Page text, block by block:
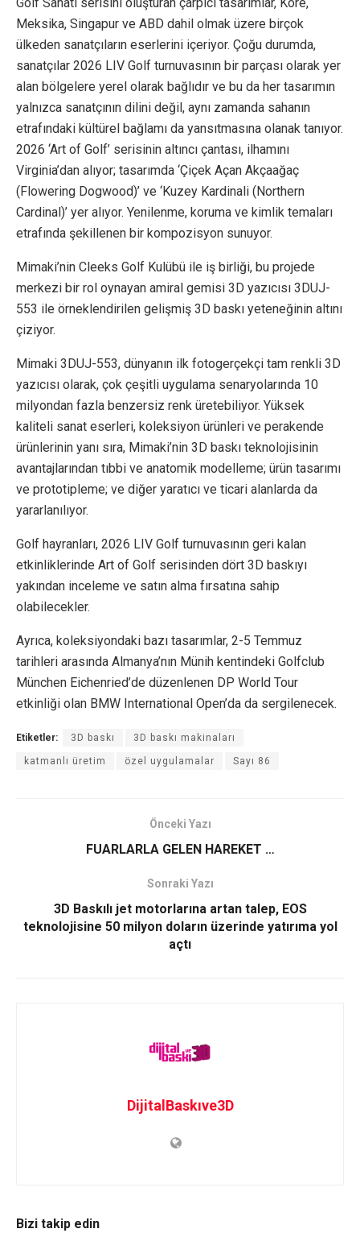
Meksika, Singapur ve ABD dahil olmak üzere birçok
ülkeden sanatçıların eserlerini içeriyor. Çoğu durumda,
sanatçılar 2026 LIV Golf turnuvasının bir parçası olarak yer
alan bölgelere yerel olarak bağlıdır ve bu da her tasarımın
yalnızca sanatçının dilini değil, aynı zamanda sahanın
etrafındaki kültürel bağlamı da yansıtmasına olanak tanıyor.
2026 ‘Art of Golf’ serisinin altıncı çantası, ilhamını
Virginia’dan alıyor; tasarımda ‘Çiçek Açan Akçaağaç
(Flowering Dogwood)’ ve ‘Kuzey Kardinali (Northern
Cardinal)’ yer alıyor. Yenilenme, koruma ve kimlik temaları
etrafında şekillenen bir kompozisyon sunuyor.
Mimaki’nin Cleeks Golf Kulübü ile iş birliği, bu projede
merkezi bir rol oynayan amiral gemisi 3D yazıcısı 3DUJ-
553 ile örneklendirilen gelişmiş 3D baskı yeteneğinin altını
çiziyor.
Mimaki 3DUJ-553, dünyanın ilk fotogerçekçi tam renkli 3D
yazıcısı olarak, çok çeşitli uygulama senaryolarında 10
milyondan fazla benzersiz renk üretebiliyor. Yüksek
kaliteli sanat eserleri, koleksiyon ürünleri ve perakende
ürünlerinin yanı sıra, Mimaki’nin 3D baskı teknolojisinin
avantajlarından tıbbi ve anatomik modelleme; ürün tasarımı
ve prototipleme; ve diğer yaratıcı ve ticari alanlarda da
yararlanılıyor.
Golf hayranları, 2026 LIV Golf turnuvasının geri kalan
etkinliklerinde Art of Golf serisinden dört 3D baskıyı
yakından inceleme ve satın alma fırsatına sahip
olabilecekler.
Ayrıca, koleksiyondaki bazı tasarımlar, 2-5 Temmuz
tarihleri ​​arasında Almanya’nın Münih kentindeki Golfclub
München Eichenried’de düzenlenen DP World Tour
etkinliği olan BMW International Open’da da sergilenecek.
Etiketler: 3D baskı 3D baskı makinaları
katmanlı üretim özel uygulamalar Sayı 86
Önceki Yazı
FUARLARLA GELEN HAREKET …
Sonraki Yazı
3D Baskılı jet motorlarına artan talep, EOS
teknolojisine 50 milyon doların üzerinde yatırıma yol
açtı
DijitalBaskıve3D
Bizi takip edin